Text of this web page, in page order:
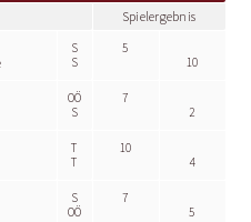
Spielergebnis
S
S
5
10
OÖ
S
7
2
T
T
10
4
S
OÖ
7
5